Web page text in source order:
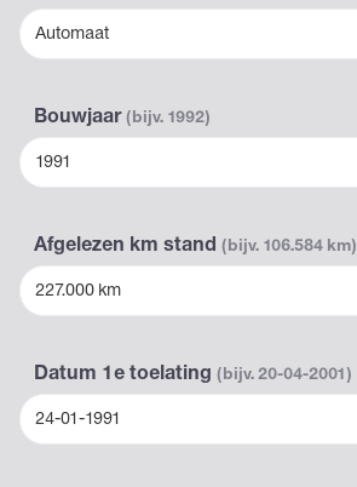
Automaat
Bouwjaar (bijv. 1992)
1991
Afgelezen km stand (bijv. 106.584 km)
227.000 km
Datum 1e toelating (bijv. 20-04-2001)
24-01-1991